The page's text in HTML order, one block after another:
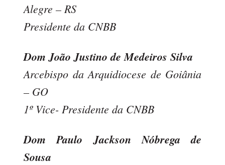
Alegre – RS
Presidente da CNBB
Dom João Justino de Medeiros Silva
Arcebispo da Arquidiocese de Goiânia
– GO
1º Vice- Presidente da CNBB
Dom Paulo Jackson Nóbrega de
Sousa